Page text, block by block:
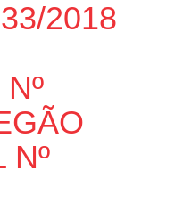
2018
Nº